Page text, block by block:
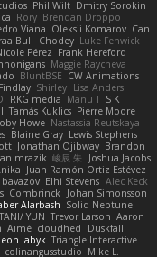
Phil Wilt Dmitry Sorokin
Rory Brendan Droppo
Viana Oleksii Komarov Can
Bull Chodey Luke Fenwick
Pérez Frank Hereford
Maggie Raycheva
BluntBSE CW Animations
Shirley Lisa Anders
RKG media Manu T S K
Tamás Kuklics Pierre Moore
Howe Nastassia Reutskaya
Blaine Gray Lewis Stephens
Jonathan Ojibway Brandon
mrazik 峻辰 朱
Joshua Jacobs
Juan Ramón Ortiz Estévez
bavazov Elhi Stevens Alec Keck
Combrinck Johan Simonsson
Alarbash Solid Neptune
YUN Trevor Larson Aaron
Aimé cloudhed
Duskfall
leon labyk Triangle Interactive
colinangusstudio Mike L.